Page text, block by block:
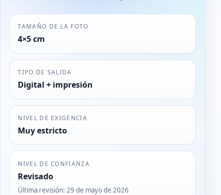
TAMAÑO DE LA FOTO
4×5 cm
TIPO DE SALIDA
Digital + impresión
NIVEL DE EXIGENCIA
Muy estricto
NIVEL DE CONFIANZA
Revisado
Última revisión:29 de mayo de 2026